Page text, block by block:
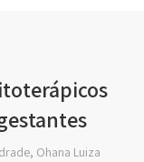
Ohana Luiza